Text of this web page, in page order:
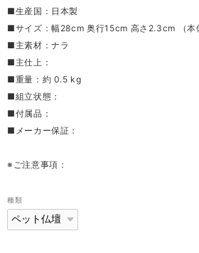
■生産国：日本製
■サイズ：幅28cm 奥行15cm 高さ2.3cm （本
■主素材：ナラ
■主仕上：
■重量：約 0.5 kg
■組立状態：
■付属品：
■メーカー保証：
※ご注意事項：
種類